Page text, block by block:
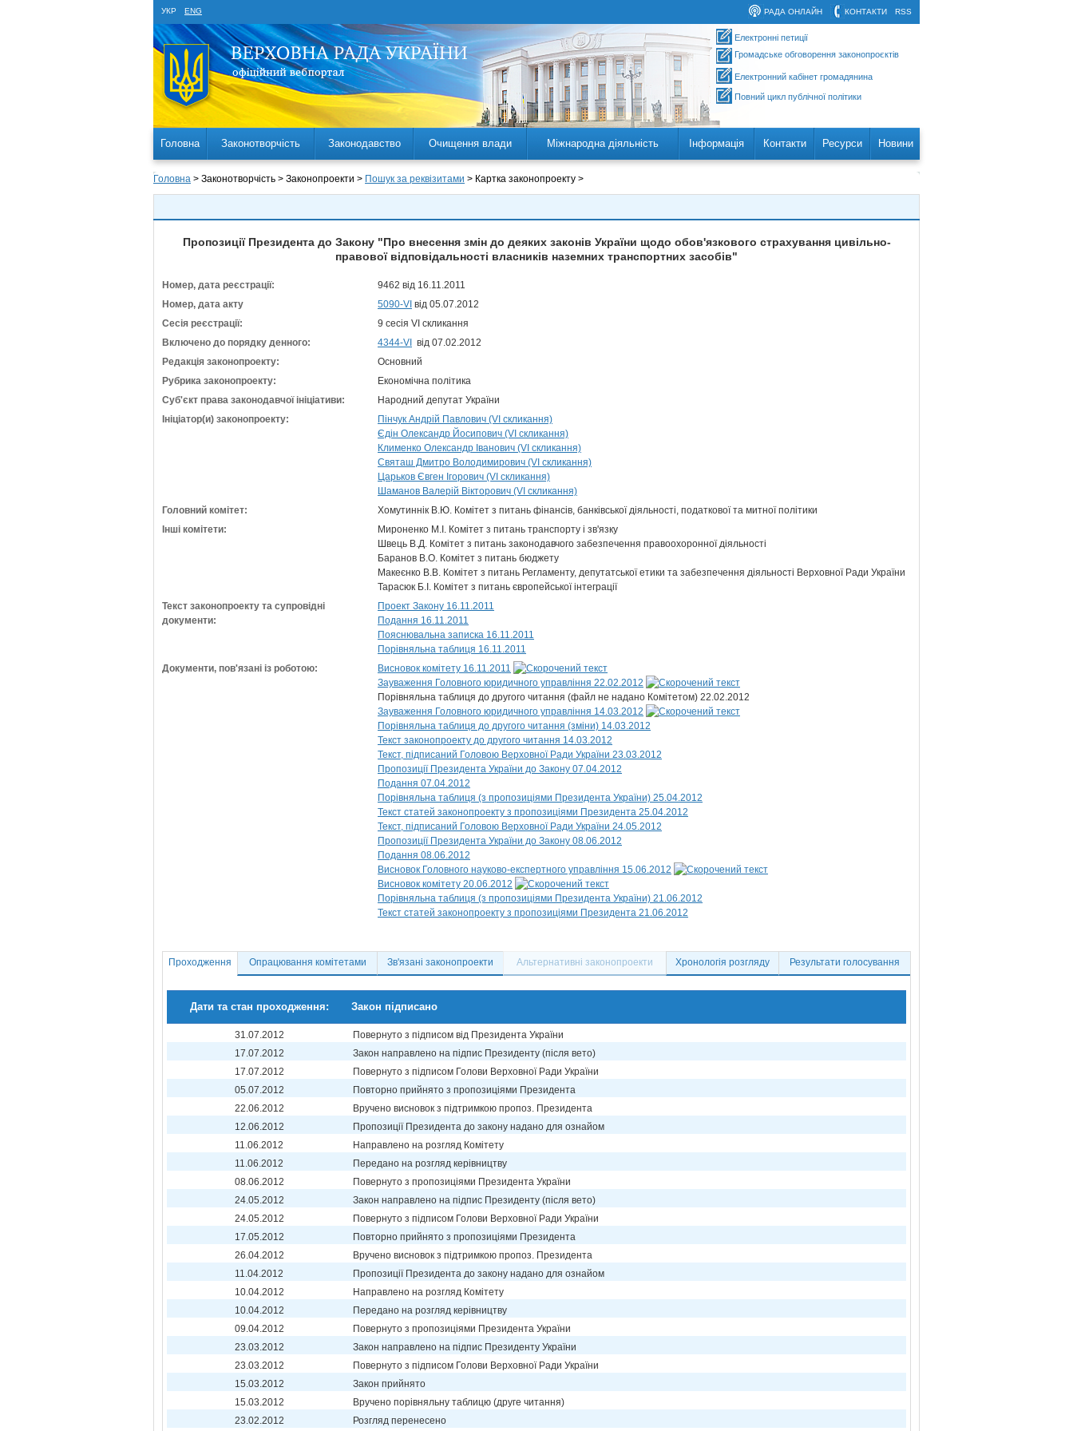
УКР ENG RSS
КОНТАКТИ
РАДА ОНЛАЙН
Електронні петиції
Громадське обговорення законопроєктів
Електронний кабінет громадянина
Повний цикл публічної політики
Головна Законотворчість Законодавство Очищення влади Міжнародна діяльність Інформація Контакти Ресурси Новини
Головна > Законотворчість > Законопроекти > Пошук за реквізитами > Картка законопроекту >
Пропозиції Президента до Закону "Про внесення змін до деяких законів України щодо обов'язкового страхування цивільно-
правової відповідальності власників наземних транспортних засобів"
Номер, дата реєстрації:
9462 від 16.11.2011
Номер, дата акту
5090-VI від 05.07.2012
Сесія реєстрації:
9 сесія VI скликання
Включено до порядку денного:
4344-VI
від 07.02.2012
Редакція законопроекту:
Основний
Рубрика законопроекту:
Економічна політика
Суб'єкт права законодавчої ініціативи:
Народний депутат України
Ініціатор(и) законопроекту:
Пінчук Андрій Павлович (VI скликання)
Єдін Олександр Йосипович (VI скликання)
Клименко Олександр Іванович (VI скликання)
Святаш Дмитро Володимирович (VI скликання)
Царьков Євген Ігорович (VI скликання)
Шаманов Валерій Вікторович (VI скликання)
Головний комітет:
Хомутиннік В.Ю. Комітет з питань фінансів, банківської діяльності, податкової та митної політики
Інші комітети:
Мироненко М.І. Комітет з питань транспорту і зв'язку
Швець В.Д. Комітет з питань законодавчого забезпечення правоохоронної діяльності
Баранов В.О. Комітет з питань бюджету
Макеєнко В.В. Комітет з питань Регламенту, депутатської етики та забезпечення діяльності Верховної Ради України
Тарасюк Б.І. Комітет з питань європейської інтеграції
Текст законопроекту та супровідні
документи:
Проект Закону 16.11.2011
Подання 16.11.2011
Пояснювальна записка 16.11.2011
Порівняльна таблиця 16.11.2011
Документи, пов'язані із роботою:
Висновок комітету 16.11.2011
Зауваження Головного юридичного управління 22.02.2012
Порівняльна таблиця до другого читання (файл не надано Комітетом) 22.02.2012
Зауваження Головного юридичного управління 14.03.2012
Порівняльна таблиця до другого читання (зміни) 14.03.2012
Текст законопроекту до другого читання 14.03.2012
Текст, підписаний Головою Верховної Ради України 23.03.2012
Пропозиції Президента України до Закону 07.04.2012
Подання 07.04.2012
Порівняльна таблиця (з пропозиціями Президента України) 25.04.2012
Текст статей законопроекту з пропозиціями Президента 25.04.2012
Текст, підписаний Головою Верховної Ради України 24.05.2012
Пропозиції Президента України до Закону 08.06.2012
Подання 08.06.2012
Висновок Головного науково-експертного управління 15.06.2012
Висновок комітету 20.06.2012
Порівняльна таблиця (з пропозиціями Президента України) 21.06.2012
Текст статей законопроекту з пропозиціями Президента 21.06.2012
Проходження Опрацювання комітетами Зв'язані законопроекти Альтернативні законопроекти Хронологія розгляду Результати голосування
Дати та стан проходження: Закон підписано
31.07.2012
Повернуто з підписом від Президента України
17.07.2012
Закон направлено на підпис Президенту (після вето)
17.07.2012
Повернуто з підписом Голови Верховної Ради України
05.07.2012
Повторно прийнято з пропозиціями Президента
22.06.2012
Вручено висновок з підтримкою пропоз. Президента
12.06.2012
Пропозиції Президента до закону надано для ознайом
11.06.2012
Направлено на розгляд Комітету
11.06.2012
Передано на розгляд керівництву
08.06.2012
Повернуто з пропозиціями Президента України
24.05.2012
Закон направлено на підпис Президенту (після вето)
24.05.2012
Повернуто з підписом Голови Верховної Ради України
17.05.2012
Повторно прийнято з пропозиціями Президента
26.04.2012
Вручено висновок з підтримкою пропоз. Президента
11.04.2012
Пропозиції Президента до закону надано для ознайом
10.04.2012
Направлено на розгляд Комітету
10.04.2012
Передано на розгляд керівництву
09.04.2012
Повернуто з пропозиціями Президента України
23.03.2012
Закон направлено на підпис Президенту України
23.03.2012
Повернуто з підписом Голови Верховної Ради України
15.03.2012
Закон прийнято
15.03.2012
Вручено порівняльну таблицю (друге читання)
23.02.2012
Розгляд перенесено